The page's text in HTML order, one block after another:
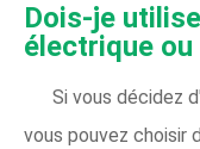
Dois-je
électrique ou
Si vous décidez
vous pouvez choisir